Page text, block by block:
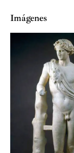
Imágenes